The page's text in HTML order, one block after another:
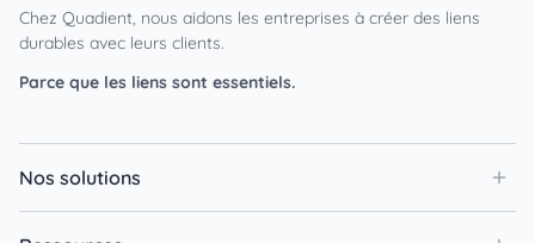
Chez Quadient, nous aidons les entreprises à créer des liens
durables avec leurs clients.
Parce que les liens sont essentiels.
Nos solutions